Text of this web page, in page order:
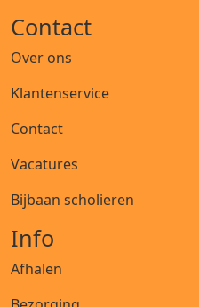
Contact
Over ons
Klantenservice
Contact
Vacatures
Bijbaan scholieren
Info
Afhalen